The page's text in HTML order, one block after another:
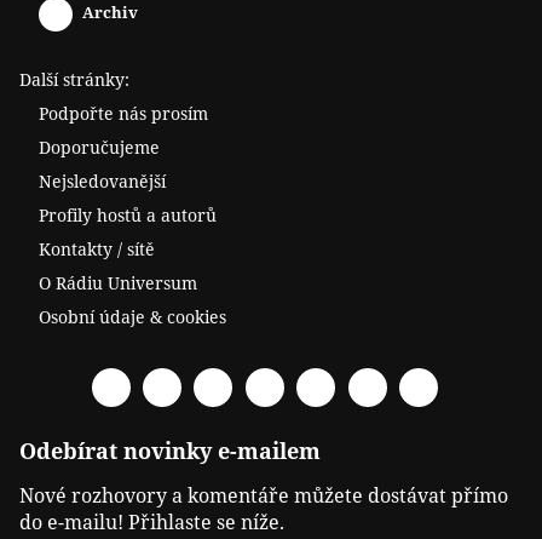
Archiv
Další stránky:
Podpořte nás prosím
Doporučujeme
Nejsledovanější
Profily hostů a autorů
Kontakty / sítě
O Rádiu Universum
Osobní údaje & cookies
FacebookSpotify YouTubeTwitter RSS TelegramOdysee
Odebírat novinky e-mailem
Nové rozhovory a komentáře můžete dostávat přímo
do e-mailu! Přihlaste se níže.